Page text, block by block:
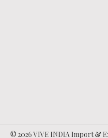
© 2026 VIVE INDIA Import &